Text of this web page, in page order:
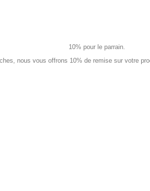
10% pour le parrain.
nous vous offrons 10% de remise sur votre